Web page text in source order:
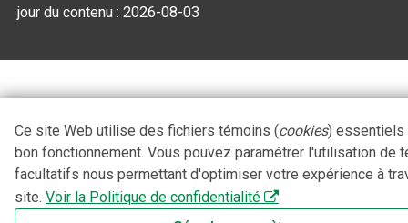
jour du contenu :2026-08-03
Ce site Web utilise des fichiers témoins (cookies) essentiels
bon fonctionnement. Vous pouvez paramétrer l'utilisation de
facultatifs nous permettant d'optimiser votre expérience à
site. Voir la Politique de confidentialité